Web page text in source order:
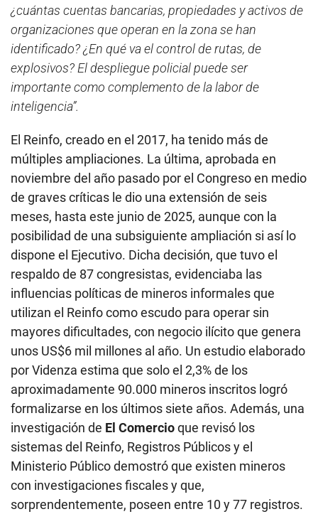
¿cuántas cuentas bancarias, propiedades y activos de
organizaciones que operan en la zona se han
identificado? ¿En qué va el control de rutas, de
explosivos? El despliegue policial puede ser
importante como complemento de la labor de
inteligencia”.
El Reinfo, creado en el 2017, ha tenido más de
múltiples ampliaciones. La última, aprobada en
noviembre del año pasado por el Congreso en medio
de graves críticas le dio una extensión de seis
meses, hasta este junio de 2025, aunque con la
posibilidad de una subsiguiente ampliación si así lo
dispone el Ejecutivo. Dicha decisión, que tuvo el
respaldo de 87 congresistas, evidenciaba las
influencias políticas de mineros informales que
utilizan el Reinfo como escudo para operar sin
mayores dificultades, con negocio ilícito que genera
unos US$6 mil millones al año. Un estudio elaborado
por Videnza estima que solo el 2,3% de los
aproximadamente 90.000 mineros inscritos logró
formalizarse en los últimos siete años. Además, una
investigación de El Comercioque revisó los
sistemas del Reinfo, Registros Públicos y el
Ministerio Público demostró que existen mineros
con investigaciones fiscales y que,
sorprendentemente, poseen entre 10 y 77 registros.